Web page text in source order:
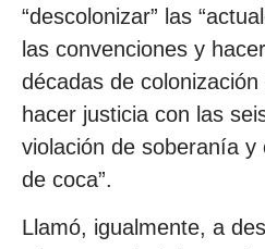
“descolonizar” las
las convenciones y
décadas de
hacer justicia con las
violación de soberanía y
de coca”.
Llamó, igualmente, a